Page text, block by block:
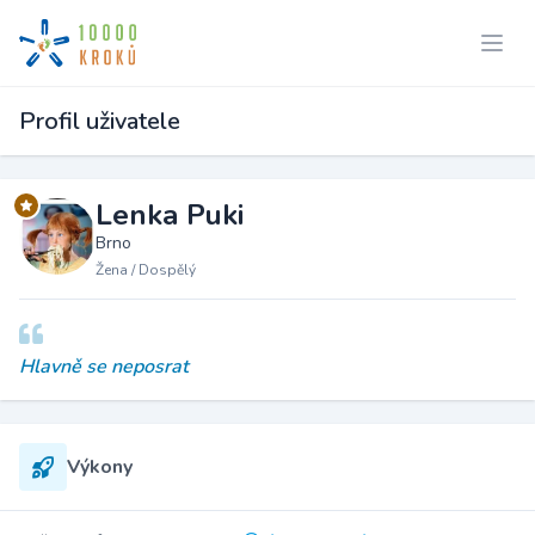
Profil uživatele
Lenka Puki
Brno
Žena / Dospělý
Hlavně se neposrat
Výkony